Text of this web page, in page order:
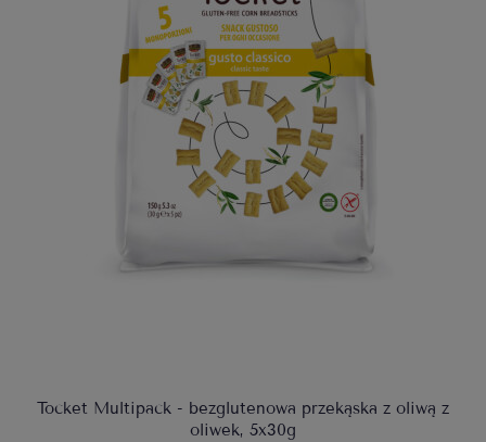
Tocket Multipack - bezglutenowa przekąska z oliwą z
oliwek, 5x30g